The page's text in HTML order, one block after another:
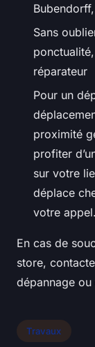
Sans
réparateur
Pour un
proximité
profiter
sur votre
déplace
votre appel.
En cas de
store,
dépannage
Travaux